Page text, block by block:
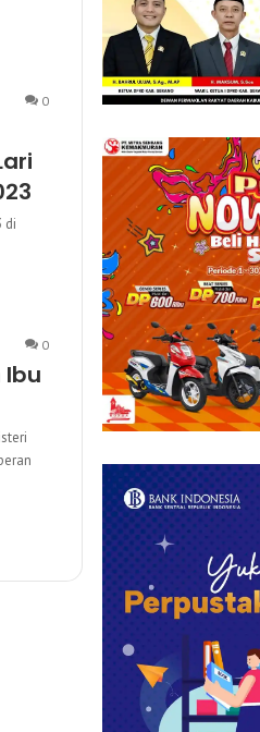
0
di
0
Ibu